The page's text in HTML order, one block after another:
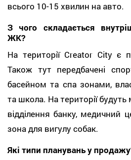
всього 10-15 хвилин на авто.
З чого складається
ЖК?
На території Creator City є
Також тут передбачені
басейном та спа зонами,
та школа. На території
відділення банку, медичний
зона для вигулу собак.
Які типи планувань у